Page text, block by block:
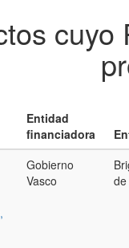
Entidad
financiadora
Gobierno
Vasco